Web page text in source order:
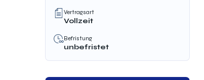
Vertragsart
Vollzeit
Befristung
unbefristet